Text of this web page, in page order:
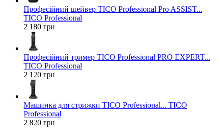
Професійний шейвер TICO Professional Pro ASSIST...
TICO Professional
2 180 грн
Професійний тример TICO Professional PRO EXPERT...
TICO Professional
2 120 грн
Машинка для стрижки TICO Professional... TICO
Professional
2 820 грн